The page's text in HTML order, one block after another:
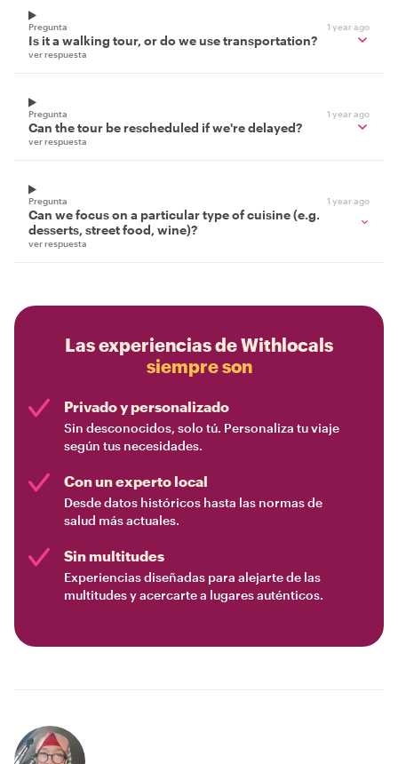
Pregunta 1 year ago
Is it a walking tour, or do we use transportation?
ver respuesta
Pregunta 1 year ago
Can the tour be rescheduled if we're delayed?
ver respuesta
Pregunta 1 year ago
Can we focus on a particular type of cuisine (e.g.
desserts, street food, wine)?
ver respuesta
Las experiencias de Withlocals
siempre son
Privado y personalizado
Sin desconocidos, solo tú. Personaliza tu viaje
según tus necesidades.
Con un experto local
Desde datos históricos hasta las normas de
salud más actuales.
Sin multitudes
Experiencias diseñadas para alejarte de las
multitudes y acercarte a lugares auténticos.